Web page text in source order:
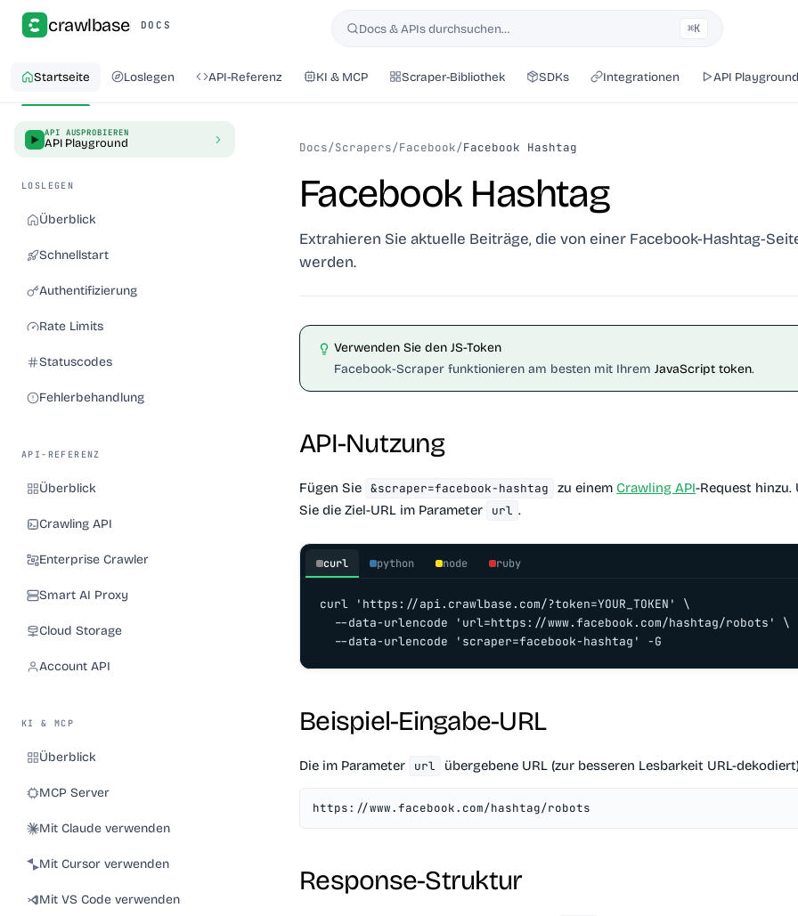
crawlbase DOCS
Suchen
Docs & APIs durchsuchen… ⌘K
Startseite Loslegen API-Referenz KI & MCP Scraper-Bibliothek SDKs Integrationen API Playground
API AUSPROBIEREN
API Playground
LOSLEGEN
Überblick
Schnellstart
Authentifizierung
Rate Limits
Statuscodes
Fehlerbehandlung
API-REFERENZ
Überblick
Crawling API
Enterprise Crawler
Smart AI Proxy
Cloud Storage
Account API
KI & MCP
Überblick
MCP Server
Mit Claude verwenden
Mit Cursor verwenden
Mit VS Code verwenden
Docs/Scrapers/Facebook/Facebook Hashtag
Facebook Hashtag
Extrahieren Sie aktuelle Beiträge, die von einer Facebook-Hashtag-
werden.
Verwenden Sie den JS-Token
Facebook-Scraper funktionieren am besten mit Ihrem JavaScript token.
API-Nutzung
Fügen Sie &scraper=facebook-hashtag zu einem Crawling API-Request hinzu.
Sie die Ziel-URL im Parameter
url .
curl python node ruby
curl 'https://api.crawlbase.com/?token=YOUR_TOKEN' \
  --data-urlencode 'url=https://www.facebook.com/hashtag/robots' \
  --data-urlencode 'scraper=facebook-hashtag' -G
Beispiel-Eingabe-URL
Die im Parameter url übergebene URL (zur besseren Lesbarkeit URL-
https://www.facebook.com/hashtag/robots
Response-Struktur